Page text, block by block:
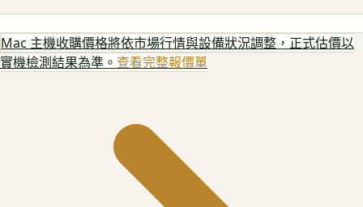
Mac 主機收購價格將依市場行情與設備狀況調整，正式估價以
實機檢測結果為準。 查看完整報價單